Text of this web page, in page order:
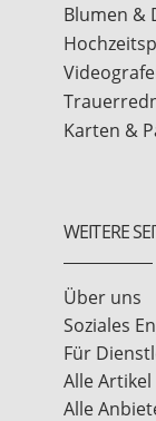
Blumen &
Karten &
WEITERE
Über uns
Soziales
Für
Alle Artikel
Alle